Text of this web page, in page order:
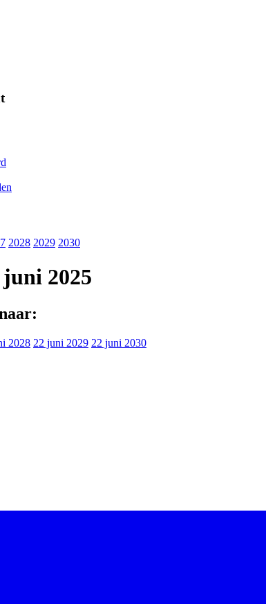
2028 2029 2030
juni 2025
2028 22 juni 2029 22 juni 2030